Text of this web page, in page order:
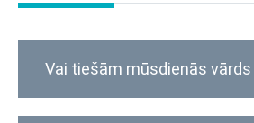
Vai tiešām mūsdienās vārds